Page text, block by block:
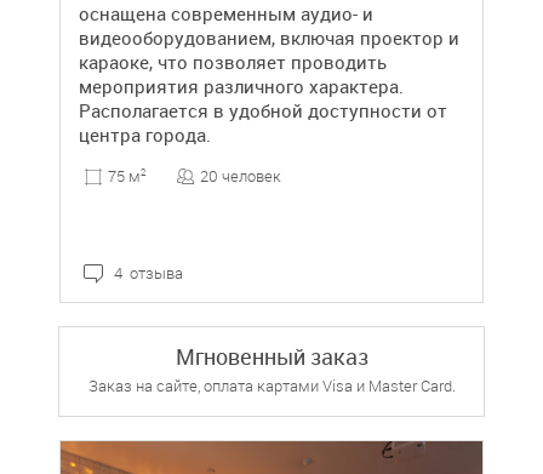
оснащена современным аудио- и
видеооборудованием, включая проектор и
караоке, что позволяет проводить
мероприятия различного характера.
Располагается в удобной доступности от
центра города.
75 м2 20 человек
4 отзыва
Мгновенный заказ
Заказ на сайте, оплата картами Visa и Master Card.